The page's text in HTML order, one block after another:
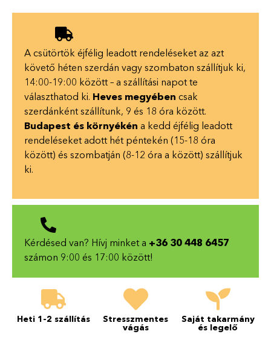
A csütörtök éjfélig leadott rendeléseket az azt
követő héten szerdán vagy szombaton szállítjuk ki,
14:00-19:00 között – a szállítási napot te
választhatod ki. Heves megyében csak
szerdánként szállítunk, 9 és 18 óra között.
Budapest és környékén a kedd éjfélig leadott
rendeléseket adott hét péntekén (15-18 óra
között) és szombatján (8-12 óra a között) szállítjuk
ki.
Kérdésed van? Hívj minket a +36 30 448 6457
számon 9:00 és 17:00 között!
Heti 1-2 szállítás
Stresszmentes
vágás
Saját takarmány
és legelő